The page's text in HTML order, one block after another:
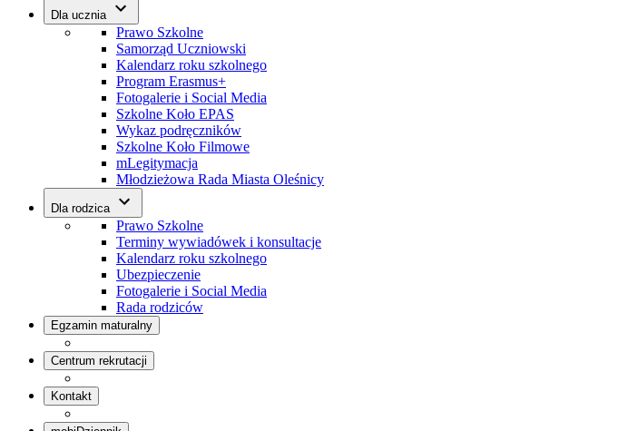
Dla ucznia
Prawo Szkolne
Samorząd Uczniowski
Kalendarz roku szkolnego
Program Erasmus+
Fotogalerie i Social Media
Szkolne Koło EPAS
Wykaz podręczników
Szkolne Koło Filmowe
mLegitymacja
Młodzieżowa Rada Miasta Oleśnicy
Dla rodzica
Prawo Szkolne
Terminy wywiadówek i konsultacje
Kalendarz roku szkolnego
Ubezpieczenie
Fotogalerie i Social Media
Rada rodziców
Egzamin maturalny
Centrum rekrutacji
Kontakt